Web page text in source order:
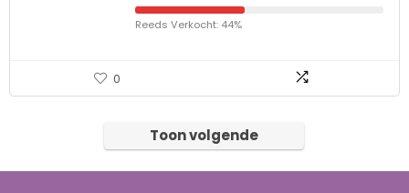
Reeds Verkocht: 44%
0
Toon volgende